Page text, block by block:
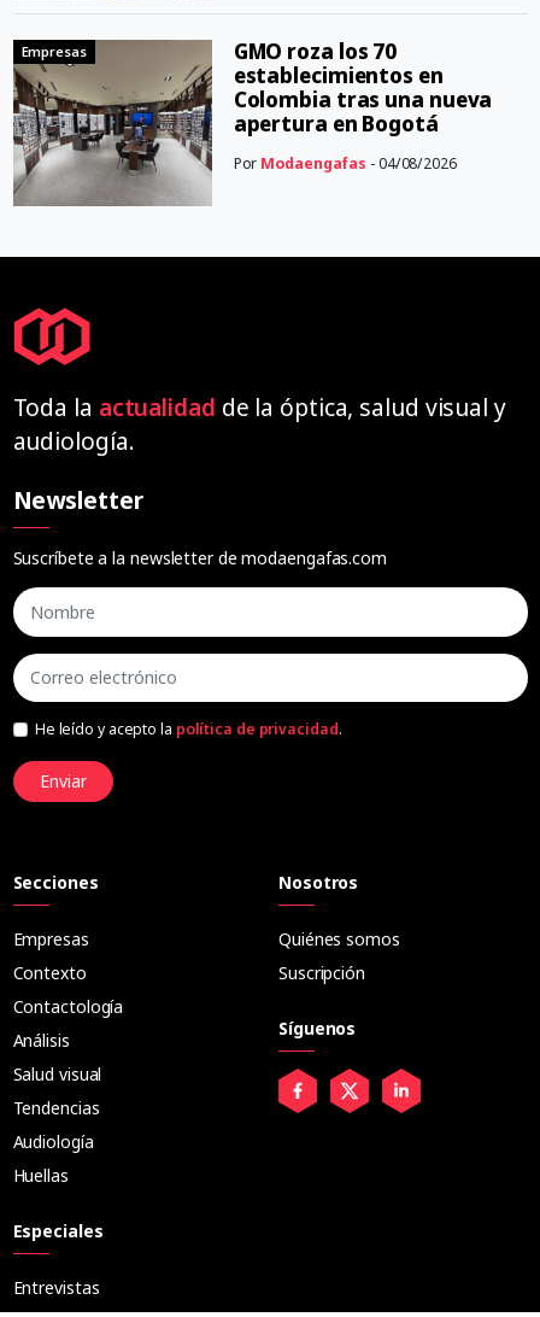
Empresas
GMO roza los 70
establecimientos en
Colombia tras una nueva
apertura en Bogotá
Por Modaengafas - 04/08/2026
Toda la actualidad de la óptica, salud visual y
audiología.
Newsletter
Suscríbete a la newsletter de modaengafas.com
He leído y acepto la política de privacidad.
Enviar
Secciones
Empresas
Contexto
Contactología
Análisis
Salud visual
Tendencias
Audiología
Huellas
Especiales
Entrevistas
Nosotros
Quiénes somos
Suscripción
Síguenos